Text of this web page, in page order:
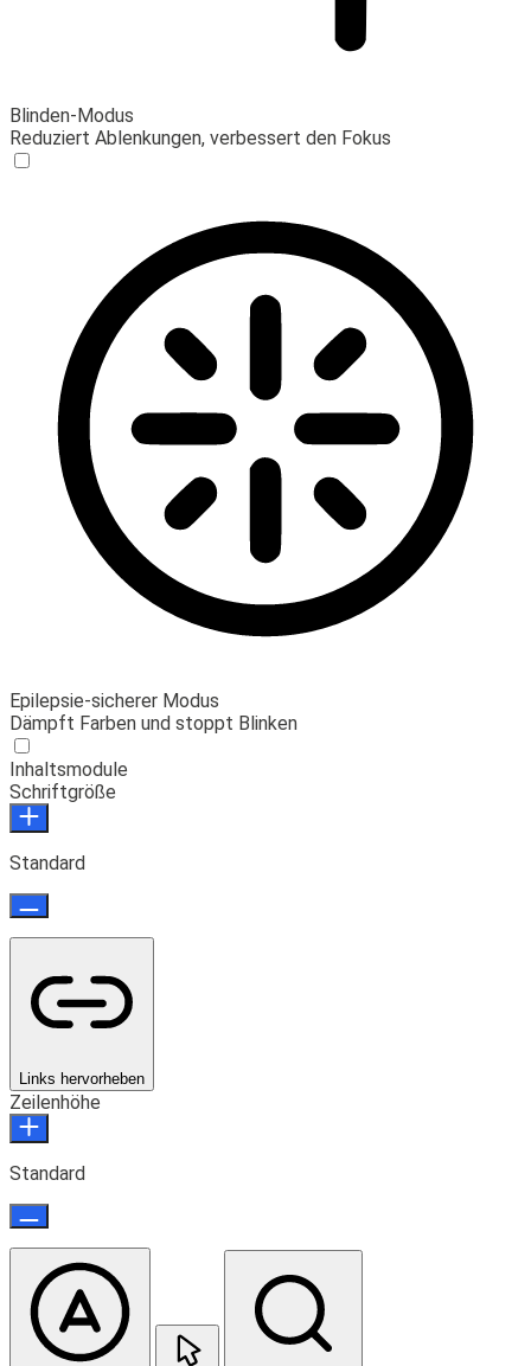
Blinden-Modus
Reduziert Ablenkungen, verbessert den Fokus
Epilepsie-sicherer Modus
Dämpft Farben und stoppt Blinken
Inhaltsmodule
Schriftgröße
Standard
Links hervorheben
Zeilenhöhe
Standard